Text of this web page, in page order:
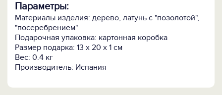
трудностях.
Очень красивая икона-складень, сделанная из лучших
материалов и покрытая серебром и золотом, станет в доме
символом добра, любви и защиты.
Параметры:
Материалы изделия: дерево, латунь с "позолотой",
"посеребрением"
Подарочная упаковка: картонная коробка
Размер подарка: 13 x 20 x 1 см
Вес: 0.4 кг
Производитель: Испания